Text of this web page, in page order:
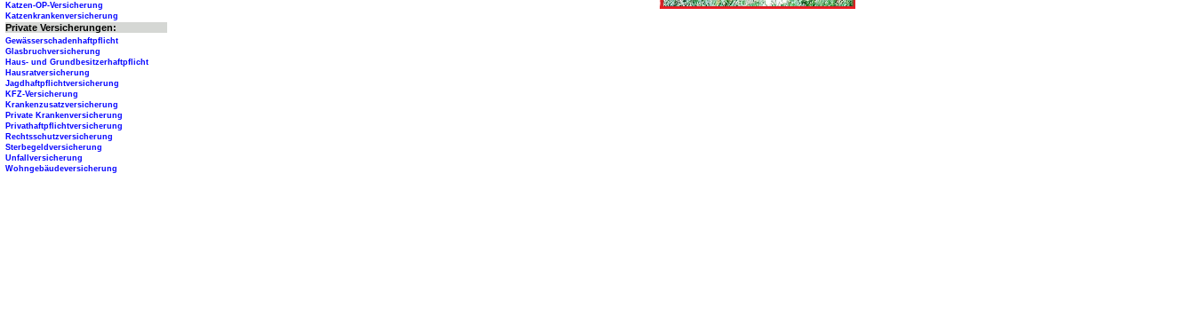
Katzen-OP-Versicherung
Katzenkrankenversicherung
Private Versicherungen:
Gewässerschadenhaftpflicht
Glasbruchversicherung
Haus- und Grundbesitzerhaftpflicht
Hausratversicherung
Jagdhaftpflichtversicherung
KFZ-Versicherung
Krankenzusatzversicherung
Private Krankenversicherung
Privathaftpflichtversicherung
Rechtsschutzversicherung
Sterbegeldversicherung
Unfallversicherung
Wohngebäudeversicherung